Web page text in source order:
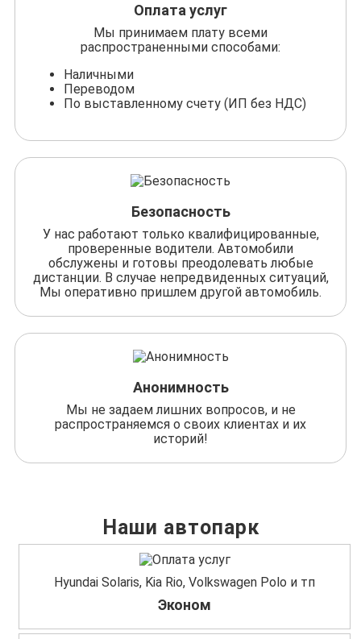
Оплата услуг
Мы принимаем плату всеми
распространенными способами:
Наличными
Переводом
По выставленному счету (ИП без НДС)
Безопасность
У нас работают только квалифицированные,
проверенные водители. Автомобили
обслужены и готовы преодолевать любые
дистанции. В случае непредвиденных ситуаций,
Мы оперативно пришлем другой автомобиль.
Анонимность
Мы не задаем лишних вопросов, и не
распространяемся о своих клиентах и их
историй!
Наши автопарк
Hyundai Solaris, Kia Rio, Volkswagen Polo и тп
Эконом